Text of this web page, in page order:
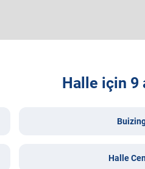
Halle için 9
Halle